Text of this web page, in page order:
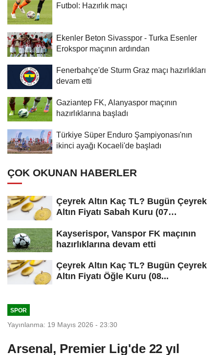
Futbol: Hazırlık maçı
Ekenler Beton Sivasspor - Turka Esenler
Erokspor maçının ardından
Fenerbahçe'de Sturm Graz maçı hazırlıkları
devam etti
Gaziantep FK, Alanyaspor maçının
hazırlıklarına başladı
Türkiye Süper Enduro Şampiyonası'nın
ikinci ayağı Kocaeli'de başladı
ÇOK OKUNAN HABERLER
Çeyrek Altın Kaç TL? Bugün Çeyrek
Altın Fiyatı Sabah Kuru (07
Kayserispor, Vanspor FK maçının
hazırlıklarına devam etti
Çeyrek Altın Kaç TL? Bugün Çeyrek
Altın Fiyatı Öğle Kuru (08...
SPOR
Yayınlanma: 19 Mayıs 2026 - 23:30
Arsenal, Premier Lig'de 22 yıl